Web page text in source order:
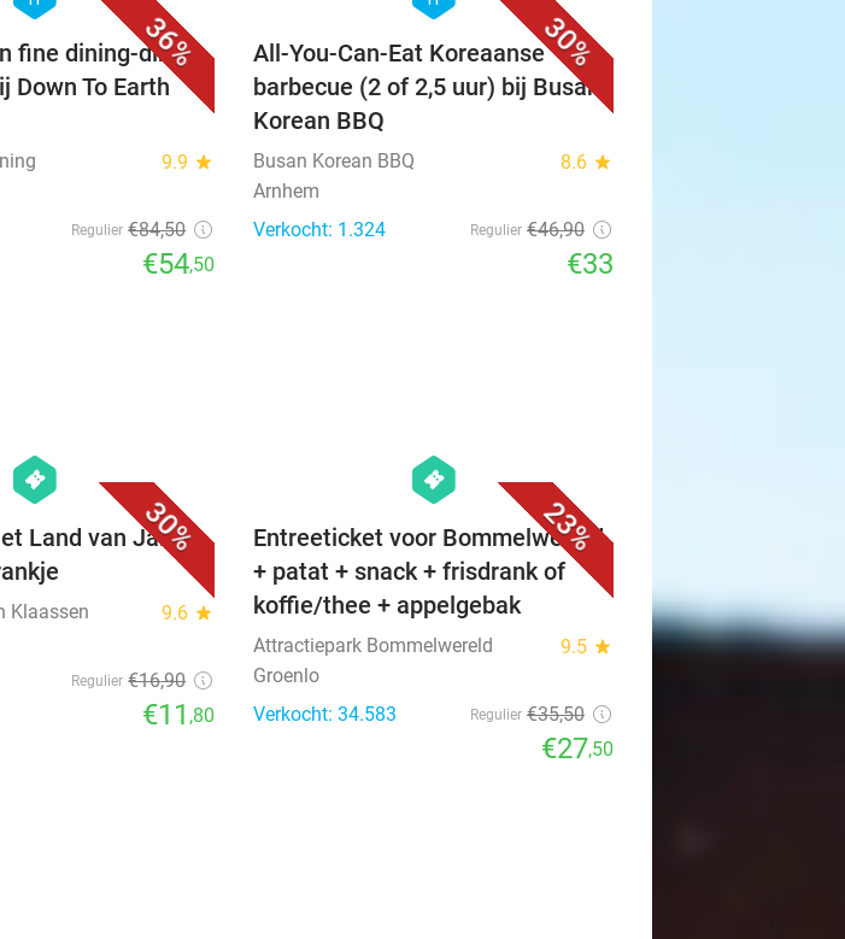
36%
fine dining-diner
Down To Earth
9.9 star
Regulier €84,50
€54,50
30%
All-You-Can-Eat Koreaanse
barbecue (2 of 2,5 uur) bij Busan
Korean BBQ
Busan Korean BBQ 8.6 star
Arnhem
Verkocht: 1.324
Regulier €46,90
€33
30%
hexagon
events
Land van Jan
Klaassen 9.6 star
Regulier €16,90
€11,80
23%
hexagon
events
Entreeticket voor Bommelwereld
+ patat + snack + frisdrank of
koffie/thee + appelgebak
Attractiepark Bommelwereld 9.5 star
Groenlo
Verkocht: 34.583
Regulier €35,50
€27,50